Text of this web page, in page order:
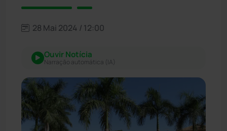
28 Mai 2024 / 12:00
Ouvir Notícia
Narração automática (IA)